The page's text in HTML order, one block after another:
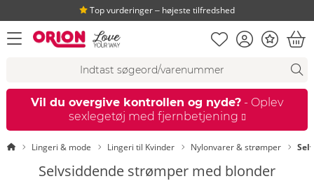
Top vurderinger ‒ højeste tilfredshed
åbn menu Huskeseddel
Kundekonto
Bonus
Vil du overgive kontrollen og nyde? - Oplev
sexlegetøj med fjernbetjening
StartsideLingeri & mode Lingeri til Kvinder Nylonvarer & strømper
Selvsiddende strømper med blonder